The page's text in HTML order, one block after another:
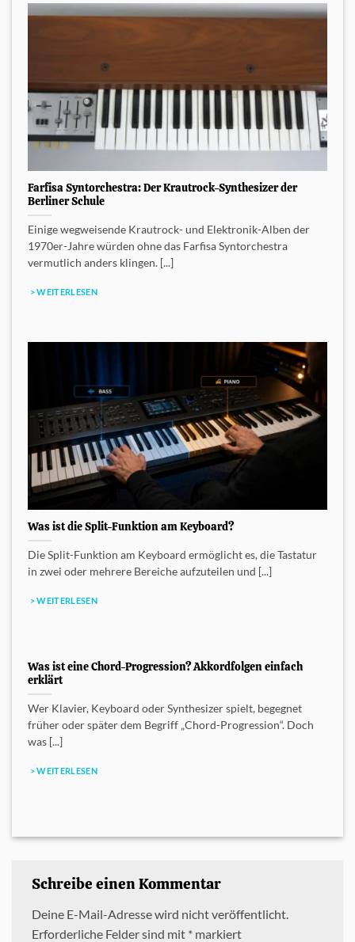
Farfisa Syntorchestra: Der Krautrock-Synthesizer der
Berliner Schule
Einige wegweisende Krautrock- und Elektronik-Alben der
1970er-Jahre würden ohne das Farfisa Syntorchestra
vermutlich anders klingen. [...]
> WEITERLESEN
Was ist die Split-Funktion am Keyboard?
Die Split-Funktion am Keyboard ermöglicht es, die Tastatur
in zwei oder mehrere Bereiche aufzuteilen und [...]
> WEITERLESEN
Was ist eine Chord-Progression? Akkordfolgen einfach
erklärt
Wer Klavier, Keyboard oder Synthesizer spielt, begegnet
früher oder später dem Begriff „Chord-Progression“. Doch
was [...]
> WEITERLESEN
Schreibe einen Kommentar
Deine E-Mail-Adresse wird nicht veröffentlicht.
Erforderliche Felder sind mit * markiert